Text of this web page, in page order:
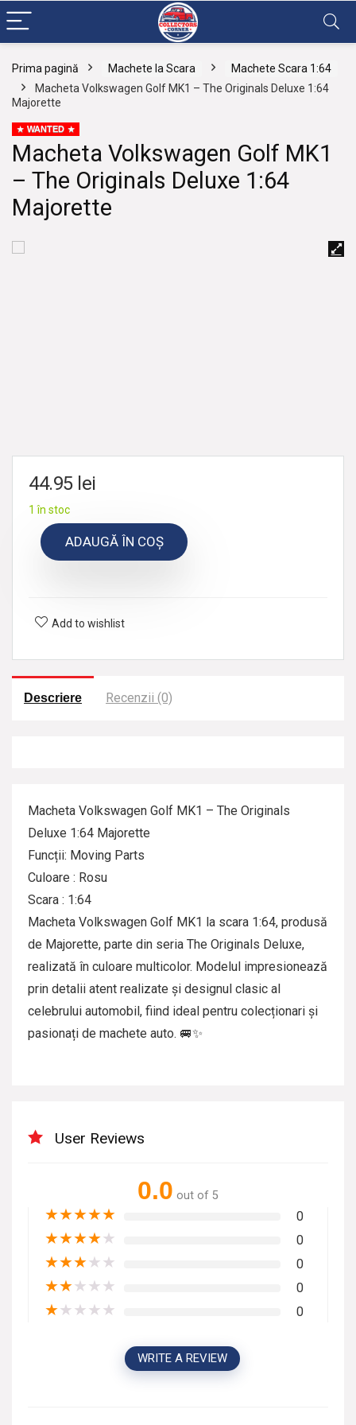
Prima pagină Machete la Scara
Machete Scara 1:64
Macheta Volkswagen Golf MK1 – The Originals Deluxe 1:64
Majorette
WANTED
Macheta Volkswagen Golf MK1
– The Originals Deluxe 1:64
Majorette
44.95 lei
1 în stoc
ADAUGĂ ÎN COȘ
Add to wishlist
Descriere Recenzii (0)
Macheta Volkswagen Golf MK1 – The Originals
Deluxe 1:64 Majorette
Funcții: Moving Parts
Culoare : Rosu
Scara : 1:64
Macheta Volkswagen Golf MK1 la scara 1:64, produsă
de Majorette, parte din seria The Originals Deluxe,
realizată în culoare multicolor. Modelul impresionează
prin detalii atent realizate și designul clasic al
celebrului automobil, fiind ideal pentru colecționari și
pasionați de machete auto. 🚐✨
User Reviews
0.0 out of 5
★★★★★ 0
★★★★★ 0
★★★★★ 0
★★★★★ 0
★★★★★ 0
WRITE A REVIEW